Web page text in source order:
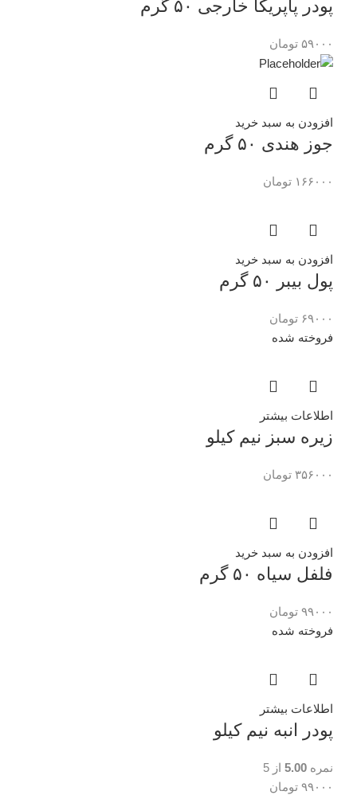
پودر پاپریکا خارجی ۵۰ گرم
۵۹۰۰۰ تومان
افزودن به سبد خرید
جوز هندی ۵۰ گرم
۱۶۶۰۰۰ تومان
افزودن به سبد خرید
پول بیبر ۵۰ گرم
۶۹۰۰۰ تومان
فروخته شده
اطلاعات بیشتر
زیره سبز نیم کیلو
۳۵۶۰۰۰ تومان
افزودن به سبد خرید
فلفل سیاه ۵۰ گرم
۹۹۰۰۰ تومان
فروخته شده
اطلاعات بیشتر
پودر انبه نیم کیلو
نمره 5.00 از 5
۹۹۰۰۰ تومان